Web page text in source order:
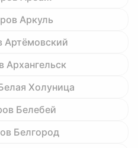
Аркуль
Артёмовский
Архангельск
Холуница
Белебей
Белгород